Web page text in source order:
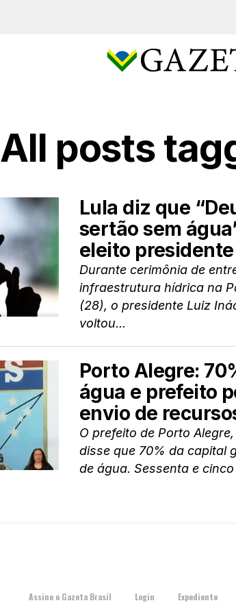
All posts
Lula diz que
sertão sem
eleito presidente
Durante cerimônia de
infraestrutura hídrica na
(28), o presidente Luiz
voltou...
Porto Alegre:
água e prefeito
envio de
O prefeito de Porto
disse que 70% da capital
de água. Sessenta e
Assine o Gazeta Brasil Login Expediente